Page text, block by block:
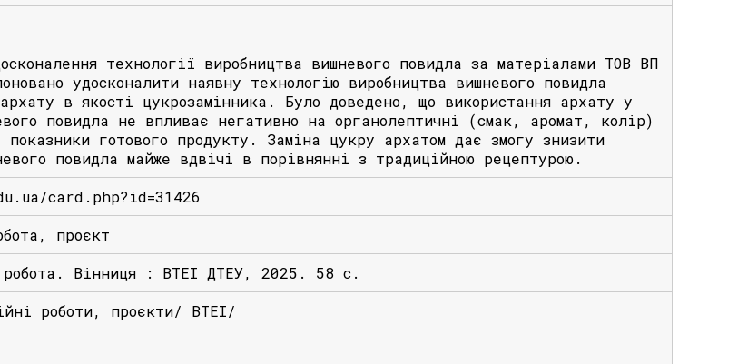
технології виробництва вишневого повидла за матеріалами ТОВ ВП
удосконалити наявну технологію виробництва вишневого повидла
в якості цукрозамінника. Було доведено, що використання архату у
повидла не впливає негативно на органолептичні (смак, аромат, колір)
показники готового продукту. Заміна цукру архатом дає змогу знизити
повидла майже вдвічі в порівнянні з традиційною рецептурою.
card.php?id=31426
проєкт
робота. Вінниця : ВТЕІ ДТЕУ, 2025. 58 с.
роботи, проєкти/ ВТЕІ/